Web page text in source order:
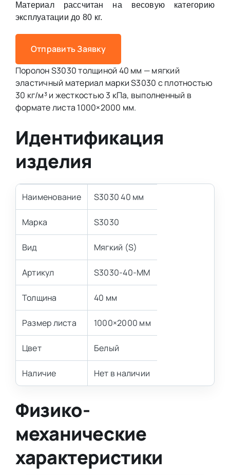
Материал рассчитан на весовую категорию
эксплуатации до 80 кг.
Отправить Заявку
Поролон S3030 толщиной 40 мм — мягкий
эластичный материал марки S3030 с плотностью
30 кг/м³ и жесткостью 3 кПа, выполненный в
формате листа 1000×2000 мм.
Идентификация
изделия
Наименование S3030 40 мм
Марка S3030
Вид Мягкий (S)
Артикул S3030-40-MM
Толщина 40 мм
Размер листа 1000×2000 мм
Цвет Белый
Наличие Нет в наличии
Физико-
механические
характеристики